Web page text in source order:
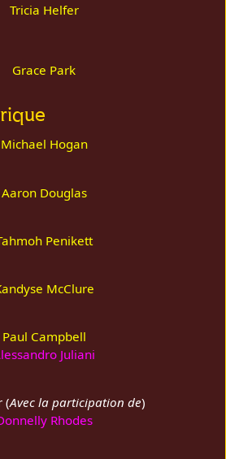
Tricia Helfer
Grace Park
Michael Hogan
Aaron Douglas
Penikett
McClure
Paul Campbell
Juliani
(Avec la participation de)
Rhodes